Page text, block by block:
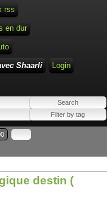
rss
en dur
Shaarli Login
destin (